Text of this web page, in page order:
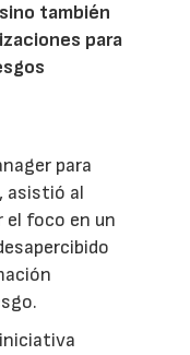
también
para
para
, asistió al
el foco en un